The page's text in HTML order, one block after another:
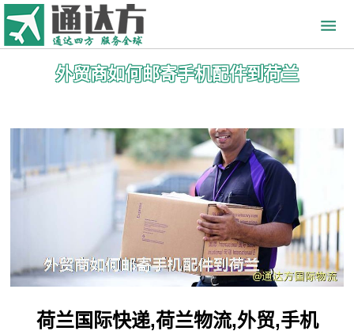
外贸商如何邮寄手机配件到荷兰
荷兰国际快递,荷兰物流,外贸,手机